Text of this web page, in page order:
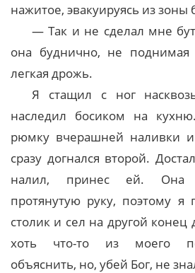
нажитое, эвакуируясь из зоны
— Так и не сделал мне
она буднично, не
легкая дрожь.
Я стащил с ног
наследил босиком на
рюмку вчерашней наливки
сразу догнался второй.
налил, принес ей. Она
протянутую руку, поэтому я
столик и сел на другой конец
хоть что-то из моего
объяснить, но, убей Бог, не